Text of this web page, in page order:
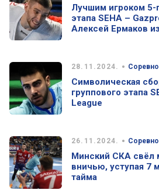
Лучшим игроком 5-
этапа SEHA –
Алексей Ермаков
28.11.2024. •
Символическая
группового этапа
League
26.11.2024. •
Минский СКА свёл
вничью, уступая 7
тайма